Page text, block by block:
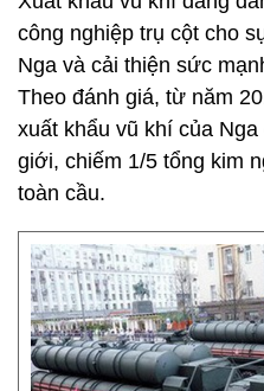
công nghiệp trụ cột cho
Nga và cải thiện sức
Theo đánh giá, từ năm
xuất khẩu vũ khí của
giới, chiếm 1/5 tổng kim
toàn cầu.